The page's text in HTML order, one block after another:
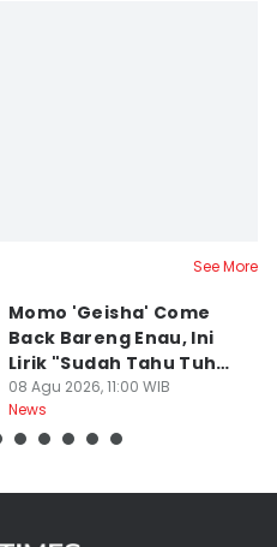
See More
Momo 'Geisha' Come
Back Bareng Enau, Ini
Lirik "Sudah Tahu Tuhan
Kita Berbeda"
08 Agu 2026, 11:00 WIB
News